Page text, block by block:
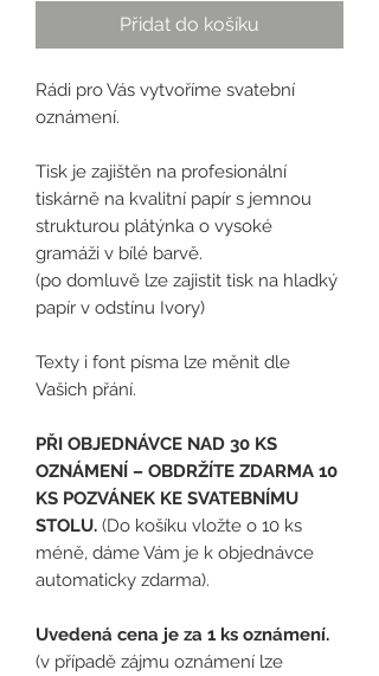
Přidat do košíku
Rádi pro Vás vytvoříme svatební
oznámení.
Tisk je zajištěn na profesionální
tiskárně na kvalitní papír s jemnou
strukturou plátýnka o vysoké
gramáži v bílé barvě.
(po domluvě lze zajistit tisk na hladký
papír v odstínu Ivory)
Texty i font písma lze měnit dle
Vašich přání.
PŘI OBJEDNÁVCE NAD 30 KS
OZNÁMENÍ – OBDRŽÍTE ZDARMA 10
KS POZVÁNEK KE SVATEBNÍMU
STOLU. (Do košíku vložte o 10 ks
méně, dáme Vám je k objednávce
automaticky zdarma).
Uvedená cena je za 1 ks oznámení.
(v případě zájmu oznámení lze